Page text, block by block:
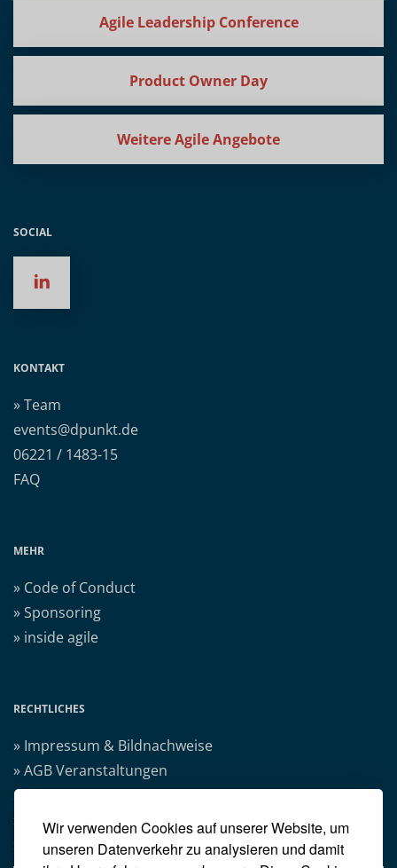
Wir verwenden Cookies auf unserer Website, um
unseren Datenverkehr zu analysieren und damit
Agile Leadership Conference
Product Owner Day
Weitere Agile Angebote
SOCIAL
KONTAKT
» Team
events@dpunkt.de
06221 / 1483-15
FAQ
MEHR
» Code of Conduct
» Sponsoring
» inside agile
RECHTLICHES
» Impressum & Bildnachweise
» AGB Veranstaltungen
» Datenschutzerklärung Heise Medien
» Datenschutzerklärung Rheinwerk Verlag
» Cookie-Einstellungen ändern